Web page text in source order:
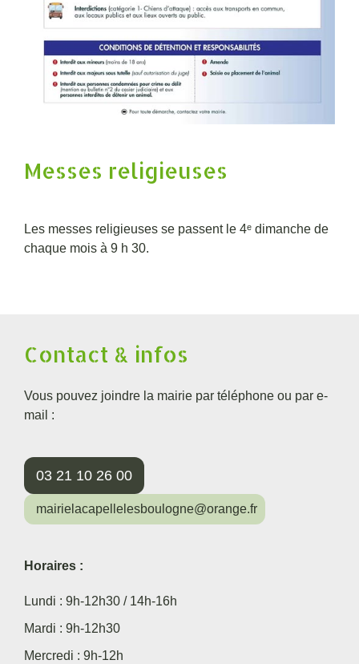
Messes religieuses
Les messes religieuses se passent le 4ᵉ dimanche de
chaque mois à 9 h 30.
Contact & infos
Vous pouvez joindre la mairie par téléphone ou par e-
mail :
03 21 10 26 00
mairielacapellelesboulogne@orange.fr
Horaires :
Lundi : 9h-12h30 / 14h-16h
Mardi : 9h-12h30
Mercredi : 9h-12h